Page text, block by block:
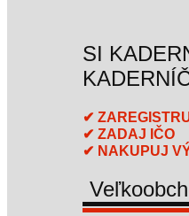
SI
✔
✔ ZADAJ IČO
✔ NAKUPUJ